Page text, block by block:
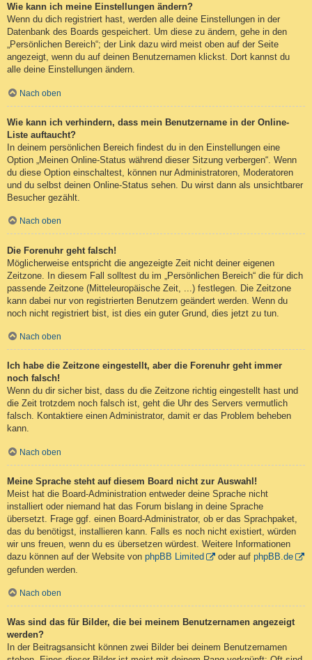
Wie kann ich meine Einstellungen ändern?
Wenn du dich registriert hast, werden alle deine Einstellungen in der
Datenbank des Boards gespeichert. Um diese zu ändern, gehe in den
„Persönlichen Bereich“; der Link dazu wird meist oben auf der Seite
angezeigt, wenn du auf deinen Benutzernamen klickst. Dort kannst du
alle deine Einstellungen ändern.
Nach oben
Wie kann ich verhindern, dass mein Benutzername in der Online-
Liste auftaucht?
In deinem persönlichen Bereich findest du in den Einstellungen eine
Option „Meinen Online-Status während dieser Sitzung verbergen“. Wenn
du diese Option einschaltest, können nur Administratoren, Moderatoren
und du selbst deinen Online-Status sehen. Du wirst dann als unsichtbarer
Besucher gezählt.
Nach oben
Die Forenuhr geht falsch!
Möglicherweise entspricht die angezeigte Zeit nicht deiner eigenen
Zeitzone. In diesem Fall solltest du im „Persönlichen Bereich“ die für dich
passende Zeitzone (Mitteleuropäische Zeit, ...) festlegen. Die Zeitzone
kann dabei nur von registrierten Benutzern geändert werden. Wenn du
noch nicht registriert bist, ist dies ein guter Grund, dies jetzt zu tun.
Nach oben
Ich habe die Zeitzone eingestellt, aber die Forenuhr geht immer
noch falsch!
Wenn du dir sicher bist, dass du die Zeitzone richtig eingestellt hast und
die Zeit trotzdem noch falsch ist, geht die Uhr des Servers vermutlich
falsch. Kontaktiere einen Administrator, damit er das Problem beheben
kann.
Nach oben
Meine Sprache steht auf diesem Board nicht zur Auswahl!
Meist hat die Board-Administration entweder deine Sprache nicht
installiert oder niemand hat das Forum bislang in deine Sprache
übersetzt. Frage ggf. einen Board-Administrator, ob er das Sprachpaket,
das du benötigst, installieren kann. Falls es noch nicht existiert, würden
wir uns freuen, wenn du es übersetzen würdest. Weitere Informationen
dazu können auf der Website von phpBB Limited oder auf phpBB.de
gefunden werden.
Nach oben
Was sind das für Bilder, die bei meinem Benutzernamen angezeigt
werden?
In der Beitragsansicht können zwei Bilder bei deinem Benutzernamen